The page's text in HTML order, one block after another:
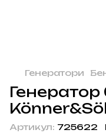
Генератори
Артикул: 725622